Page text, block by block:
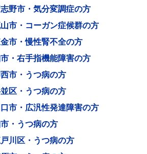
野市・気分変調症の方
市・コーガン症候群の方
市・慢性腎不全の方
・右手指機能障害の方
市・うつ病の方
区・うつ病の方
市・広汎性発達障害の方
・うつ病の方
川区・うつ病の方